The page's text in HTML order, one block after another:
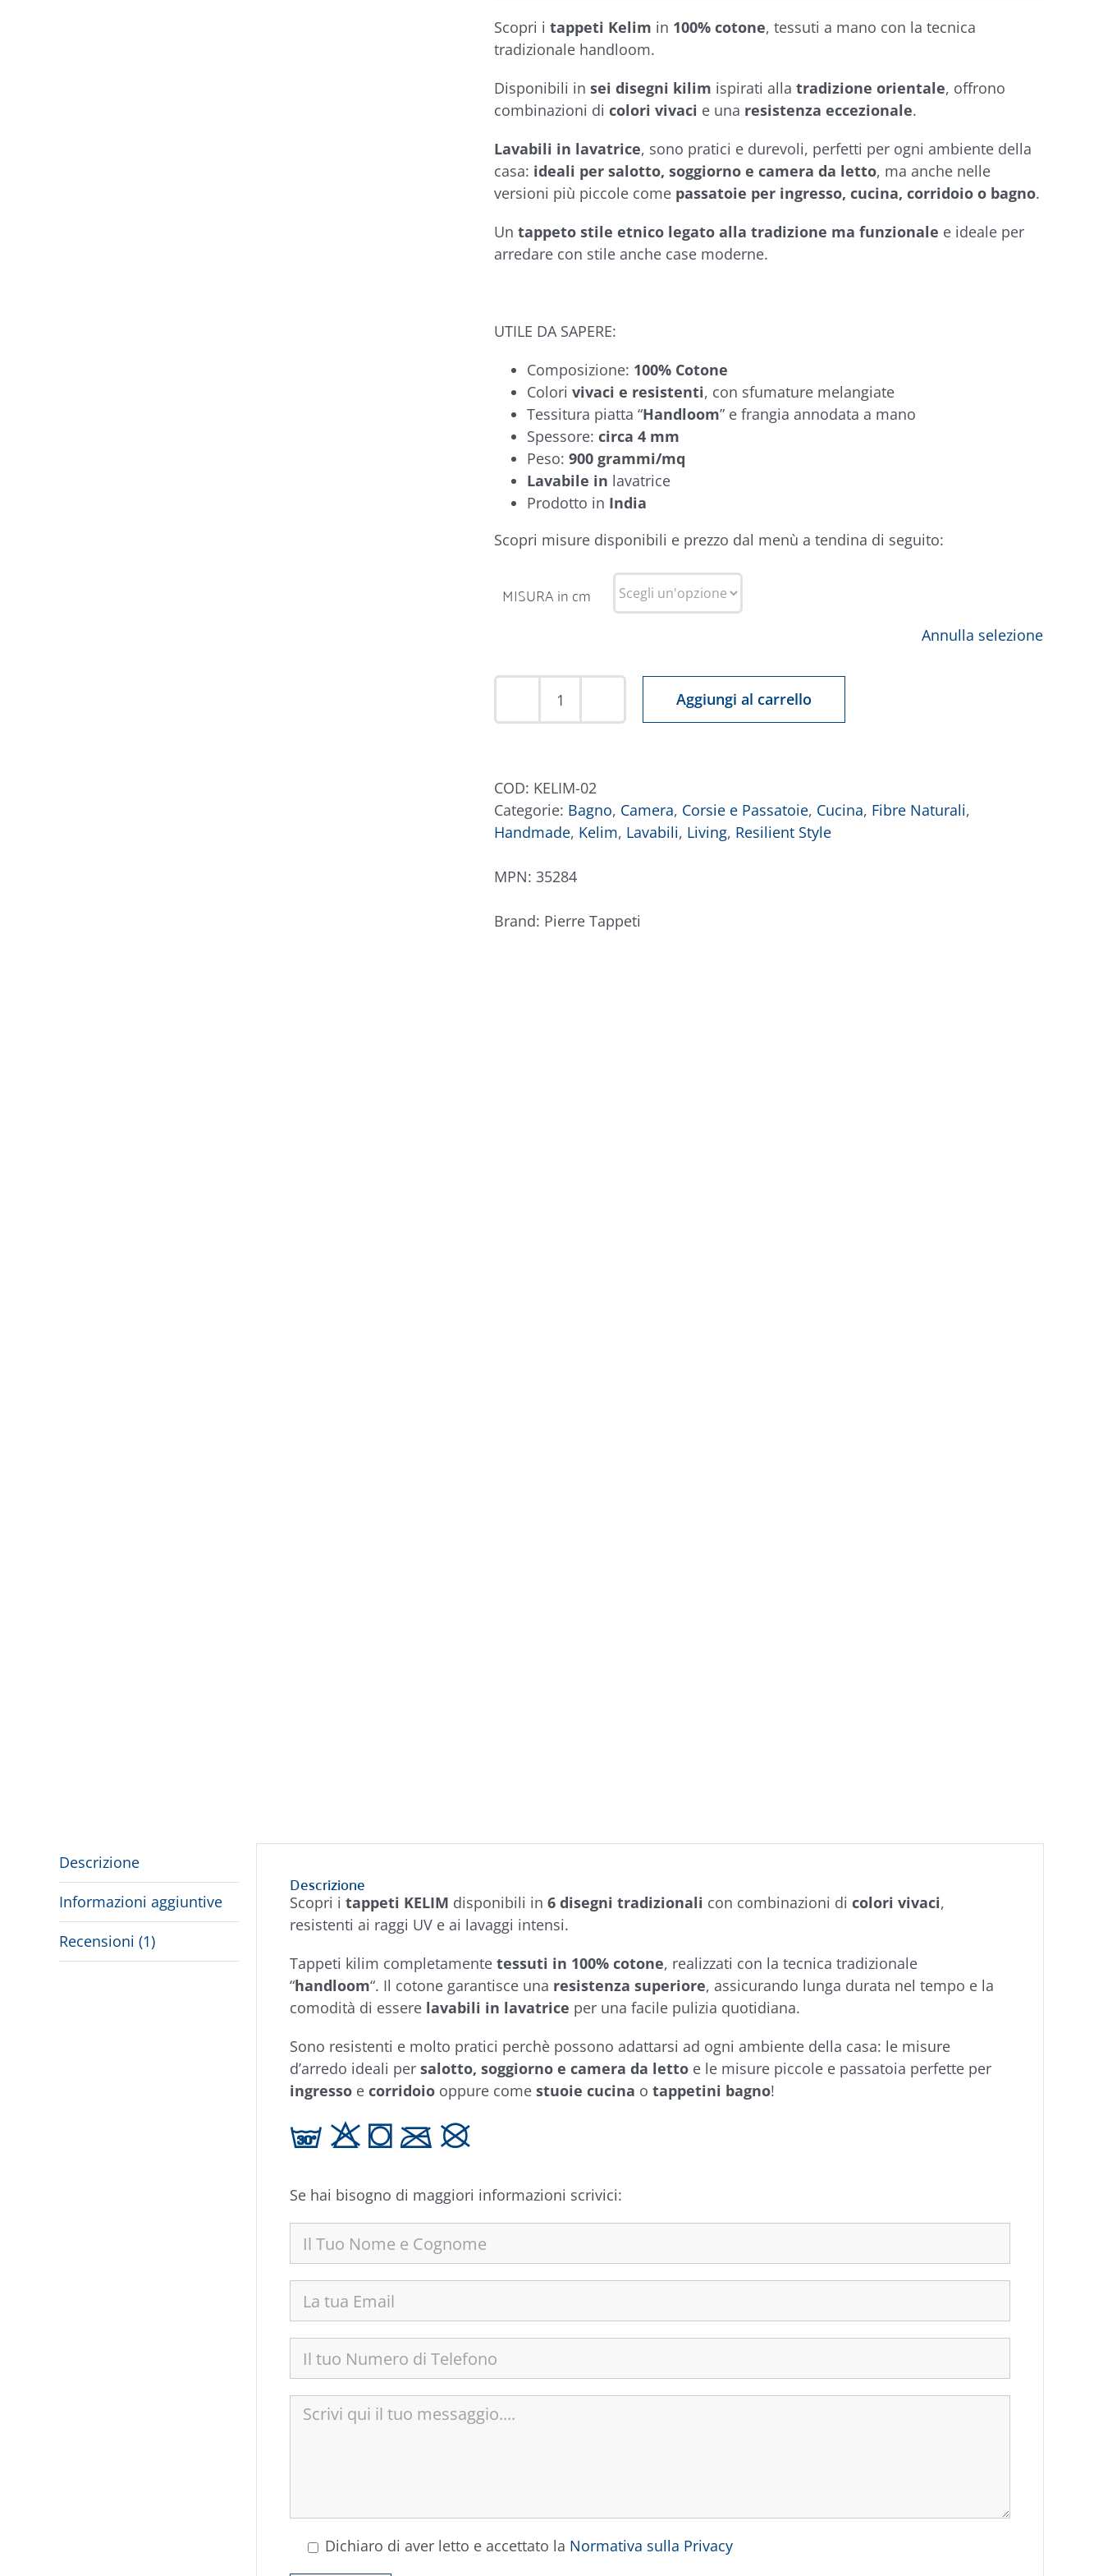
recensioni
Scopri i tappeti Kelim in 100% cotone, tessuti a mano con la tecnica
tradizionale handloom.
Disponibili in sei disegni kilim ispirati alla tradizione orientale, offrono
combinazioni di colori vivaci e una resistenza eccezionale.
Lavabili in lavatrice, sono pratici e durevoli, perfetti per ogni ambiente della
casa: ideali per salotto, soggiorno e camera da letto, ma anche nelle
versioni più piccole come passatoie per ingresso, cucina, corridoio o bagno.
Un tappeto stile etnico legato alla tradizione ma funzionale e ideale per
arredare con stile anche case moderne.
UTILE DA SAPERE:
Composizione: 100% Cotone
Colori vivaci e resistenti, con sfumature melangiate
Tessitura piatta “Handloom” e frangia annodata a mano
Spessore: circa 4 mm
Peso: 900 grammi/mq
Lavabile in lavatrice
Prodotto in India
Scopri misure disponibili e prezzo dal menù a tendina di seguito:
MISURA in cm
Annulla selezione
Tappeto
Aggiungi al carrello
COD: KELIM-02
Categorie: Bagno, Camera, Corsie e Passatoie, Cucina, Fibre Naturali,
Handmade, Kelim, Lavabili, Living, Resilient Style
MPN: 35284
Brand: Pierre Tappeti
Descrizione
Informazioni aggiuntive
Recensioni (1)
Descrizione
Scopri i tappeti KELIM disponibili in 6 disegni tradizionali con combinazioni di colori vivaci,
resistenti ai raggi UV e ai lavaggi intensi.
Tappeti kilim completamente tessuti in 100% cotone, realizzati con la tecnica tradizionale
“handloom“. Il cotone garantisce una resistenza superiore, assicurando lunga durata nel tempo e la
comodità di essere lavabili in lavatrice per una facile pulizia quotidiana.
Sono resistenti e molto pratici perchè possono adattarsi ad ogni ambiente della casa: le misure
d’arredo ideali per salotto, soggiorno e camera da lettoe le misure piccole e passatoia perfette per
ingressoe corridoiooppure come stuoie cucina o tappetini bagno!
g H T C K
Se hai bisogno di maggiori informazioni scrivici:
Dichiaro di aver letto e accettato la Normativa sulla Privacy